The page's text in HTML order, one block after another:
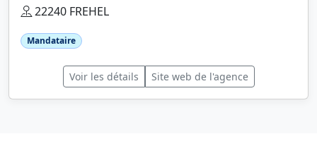
22240 FREHEL
Mandataire
Voir les détails Site web de l'agence